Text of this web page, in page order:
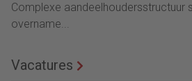
Complexe aandeelhoudersstructuur
overname...
Vacatures